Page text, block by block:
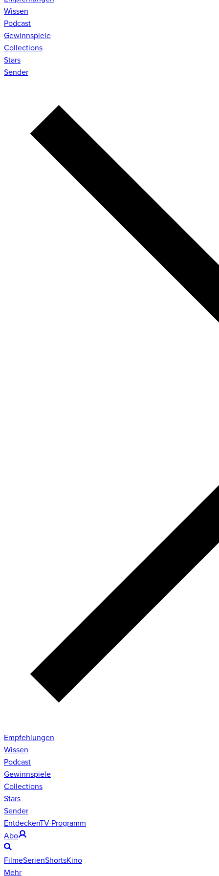
Wissen
Podcast
Gewinnspiele
Collections
Stars
Sender
Empfehlungen
Wissen
Podcast
Gewinnspiele
Collections
Stars
Sender
EntdeckenTV-Programm
Abo
FilmeSerienShortsKino
Mehr